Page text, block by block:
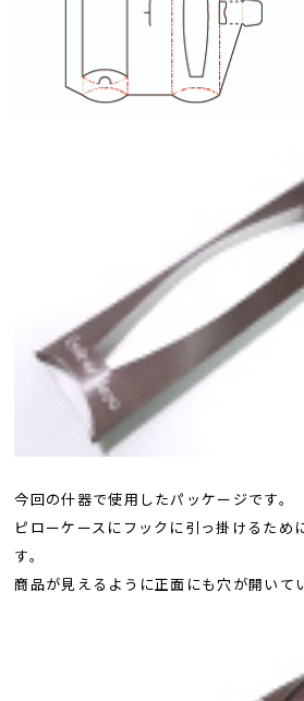
今回の什器で使用したパッケージです。
ピローケースにフックに引っ掛けるため
す。
商品が見えるように正面にも穴が開いて